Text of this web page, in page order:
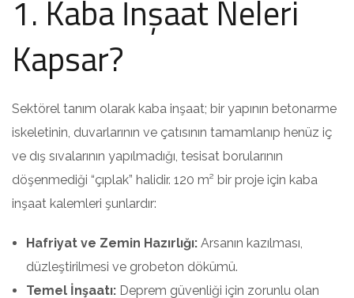
1. Kaba İnşaat Neleri
Kapsar?
Sektörel tanım olarak kaba inşaat; bir yapının betonarme
iskeletinin, duvarlarının ve çatısının tamamlanıp henüz iç
ve dış sıvalarının yapılmadığı, tesisat borularının
döşenmediği “çıplak” halidir. 120 m² bir proje için kaba
inşaat kalemleri şunlardır:
Hafriyat ve Zemin Hazırlığı: Arsanın kazılması,
düzleştirilmesi ve grobeton dökümü.
Temel İnşaatı: Deprem güvenliği için zorunlu olan